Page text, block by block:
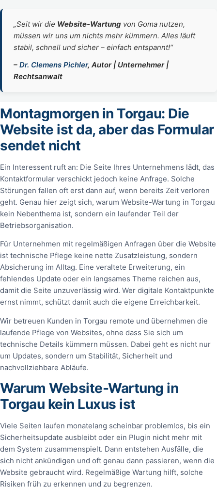
„Seit wir die Website‑Wartung von Goma nutzen,
müssen wir uns um nichts mehr kümmern. Alles läuft
stabil, schnell und sicher – einfach entspannt!“
– Dr. Clemens Pichler, Autor | Unternehmer |
Rechtsanwalt
Montagmorgen in Torgau: Die
Website ist da, aber das Formular
sendet nicht
Ein Interessent ruft an: Die Seite Ihres Unternehmens lädt, das
Kontaktformular verschickt jedoch keine Anfrage. Solche
Störungen fallen oft erst dann auf, wenn bereits Zeit verloren
geht. Genau hier zeigt sich, warum Website-Wartung in Torgau
kein Nebenthema ist, sondern ein laufender Teil der
Betriebsorganisation.
Für Unternehmen mit regelmäßigen Anfragen über die Website
ist technische Pflege keine nette Zusatzleistung, sondern
Absicherung im Alltag. Eine veraltete Erweiterung, ein
fehlendes Update oder ein langsames Theme reichen aus,
damit die Seite unzuverlässig wird. Wer digitale Kontaktpunkte
ernst nimmt, schützt damit auch die eigene Erreichbarkeit.
Wir betreuen Kunden in Torgau remote und übernehmen die
laufende Pflege von Websites, ohne dass Sie sich um
technische Details kümmern müssen. Dabei geht es nicht nur
um Updates, sondern um Stabilität, Sicherheit und
nachvollziehbare Abläufe.
Warum Website-Wartung in
Torgau kein Luxus ist
Viele Seiten laufen monatelang scheinbar problemlos, bis ein
Sicherheitsupdate ausbleibt oder ein Plugin nicht mehr mit
dem System zusammenspielt. Dann entstehen Ausfälle, die
sich nicht ankündigen und oft genau dann passieren, wenn die
Website gebraucht wird. Regelmäßige Wartung hilft, solche
Risiken früh zu erkennen und zu begrenzen.